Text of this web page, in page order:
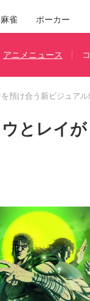
麻雀 ポーカー
アニメニュース
預け合う新ビジュアル
とレイが